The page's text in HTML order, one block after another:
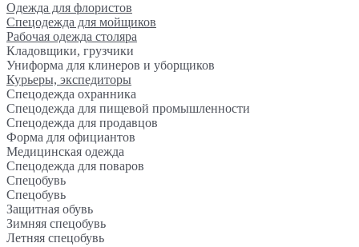
Одежда для флористов
Спецодежда для мойщиков
Рабочая одежда столяра
Кладовщики, грузчики
Униформа для клинеров и уборщиков
Курьеры, экспедиторы
Спецодежда охранника
Спецодежда для пищевой промышленности
Спецодежда для продавцов
Форма для официантов
Медицинская одежда
Спецодежда для поваров
Спецобувь
Спецобувь
Защитная обувь
Зимняя спецобувь
Летняя спецобувь